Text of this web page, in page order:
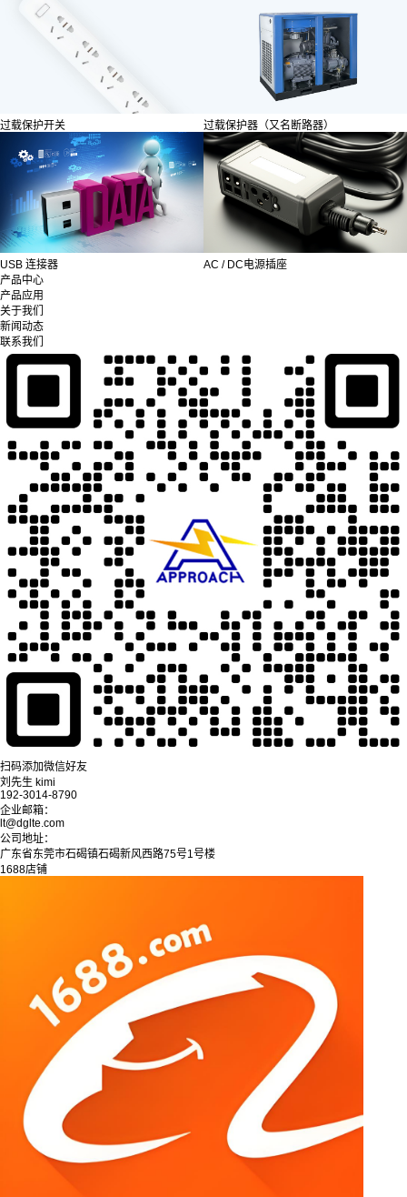
过载保护开关 过载保护器（又名断路器）
USB 连接器
AC / DC电源插座
产品中心
产品应用
关于我们
新闻动态
联系我们
扫码添加微信好友
刘先生 kimi
192-3014-8790
企业邮箱：
lt@dglte.com
公司地址：
广东省东莞市石碣镇石碣新风西路75号1号楼
1688店铺